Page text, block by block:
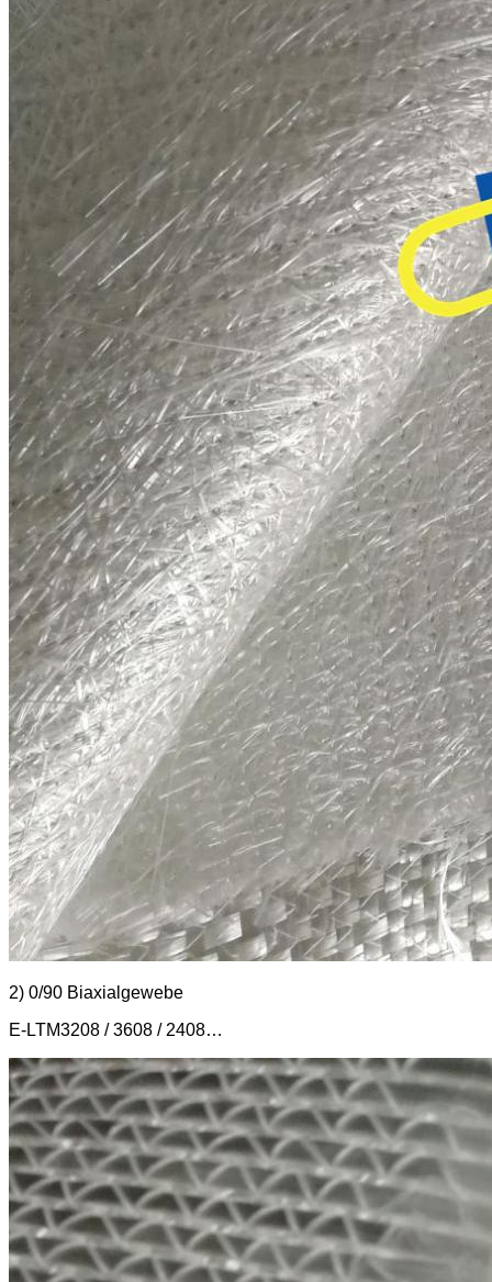
2) 0/90 Biaxialgewebe
E-LTM3208 / 3608 / 2408…